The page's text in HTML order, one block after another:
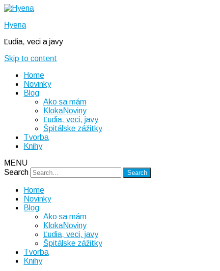
Hyena
Ľudia, veci a javy
Skip to content
Home
Novinky
Blog
Ako sa mám
KlokaNoviny
Ľudia, veci, javy
Špitálske zážitky
Tvorba
Knihy
MENU
Search
Home
Novinky
Blog
Ako sa mám
KlokaNoviny
Ľudia, veci, javy
Špitálske zážitky
Tvorba
Knihy